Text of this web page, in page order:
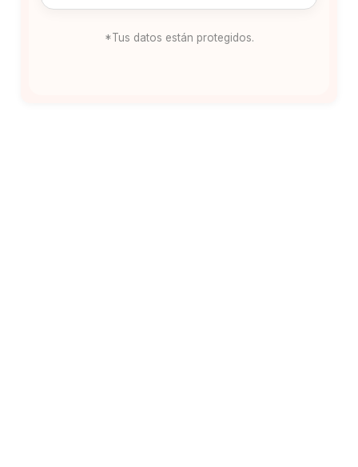
*Tus datos están protegidos.